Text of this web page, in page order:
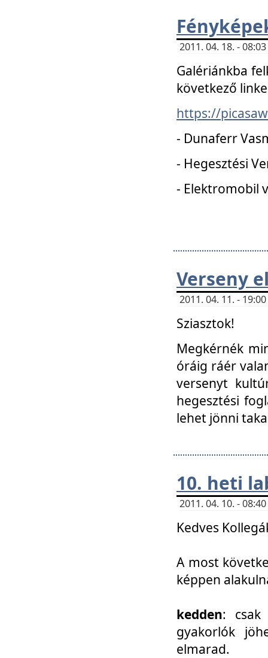
2011. 04. 18. -
Galériánkba
következő
https://
- Dunaferr
- Hegesztési
- Elektromobil
Verseny
2011. 04. 11. -
Sziasztok!
Megkérnék
óráig ráér
versenyt
hegesztési
lehet jönni
10. heti
2011. 04. 10. -
Kedves
A most
képpen
kedden: csak
gyakorlók
elmarad.